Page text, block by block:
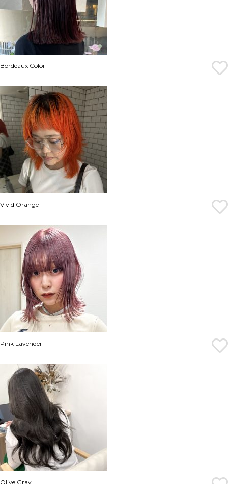
Bordeaux Color
Vivid Orange
Pink Lavender
Olive Gray